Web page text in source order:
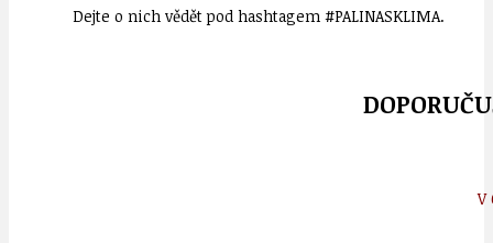
Dejte o nich vědět pod hashtagem #PALINASKLIMA.
V